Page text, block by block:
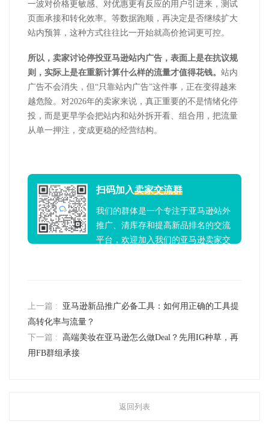
一波对价格更敏感、对优惠更有反应的用户引进来，测试
页面承接和转化效率。等数据跑顺，再决定是否继续扩大
站内预算，这种方式往往比一开始就高价抢词更可控。
所以，卖家讨论停投亚马逊站内广告，表面上是在抗议规
则，实际上是在重新计算什么样的流量才值得花钱。 站内
广告不会消失，但“只靠站内广告”这件事，正在变得越来
越危险。对2026年的卖家来说，真正重要的不是情绪化停
投，而是更早学会把站内和站外拆开看、组合用，把流量
从单一押注，变成更稳的经营结构。
扫码加入卖家交流群
我们的群体是一个专注于亚马逊站外
推广、清库存和提高新品排名的交流
平台，欢迎加入我们的亚马逊卖家交
上一篇 :
亚马逊新品推广必备工具：如何用正确的工具提
高转化率与流量？
下一篇 : 高端美妆在亚马逊怎么做Deal？先用IG种草，再
用FB群组承接
返回列表